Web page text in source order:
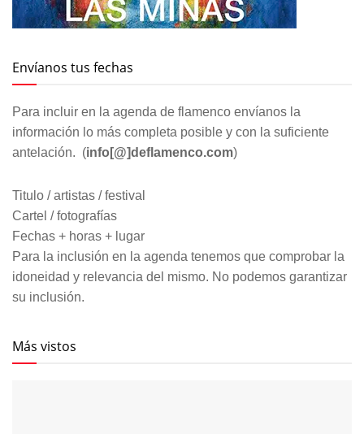
Envíanos tus fechas
Para incluir en la agenda de flamenco envíanos la
información lo más completa posible y con la suficiente
antelación. (info[@]deflamenco.com)
Titulo / artistas / festival
Cartel / fotografías
Fechas + horas + lugar
Para la inclusión en la agenda tenemos que comprobar la
idoneidad y relevancia del mismo. No podemos garantizar
su inclusión.
Más vistos